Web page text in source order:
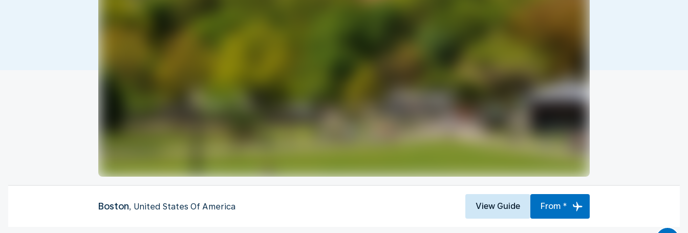
Boston, United States Of America View Guide From *